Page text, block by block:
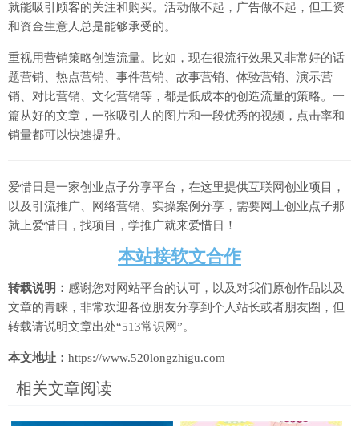
就能吸引顾客的关注和购买。活动做不起，广告做不起，但工资
和资金生意人总是能够承受的。
重视用营销策略创造流量。比如，现在很流行效果又非常好的话
题营销、热点营销、事件营销、故事营销、体验营销、演示营
销、对比营销、文化营销等，都是低成本的创造流量的策略。一
篇从好的文章，一张吸引人的图片和一段优秀的视频，点击率和
销量都可以快速提升。
爱惜日是一家创业点子分享平台，在这里提供互联网创业项目，
以及引流推广、网络营销、实操案例分享，需要网上创业点子那
就上爱惜日，找项目，学推广就来爱惜日！
本站接软文合作
转载说明： 感谢您对网站平台的认可，以及对我们原创作品以及
文章的青睐，非常欢迎各位朋友分享到个人站长或者朋友圈，但
转载请说明文章出处“513常识网”。
本文地址： https://www.520longzhigu.com
相关文章阅读